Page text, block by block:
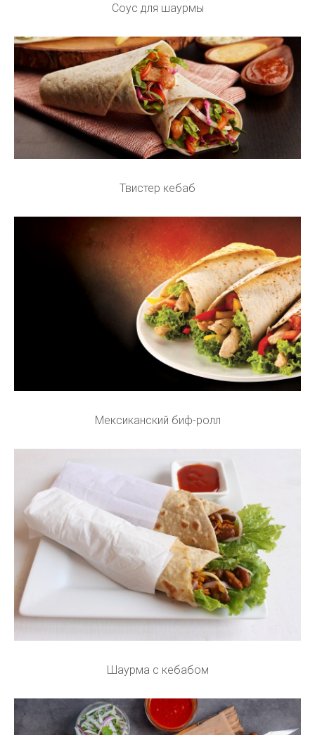
Соус для шаурмы
Твистер кебаб
Мексиканский биф-ролл
Шаурма с кебабом